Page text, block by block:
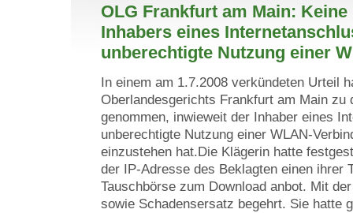
OLG Frankfurt am Main:
Inhabers eines
unberechtigte Nutzung einer
In einem am 1.7.2008 verkündeten Urteil
Oberlandesgerichts Frankfurt am Main zu
genommen, inwieweit der Inhaber eines
unberechtigte Nutzung einer WLAN-
einzustehen hat.Die Klägerin hatte
der IP-Adresse des Beklagten einen ihrer
Tauschbörse zum Download anbot. Mit
sowie Schadensersatz begehrt. Sie hatte